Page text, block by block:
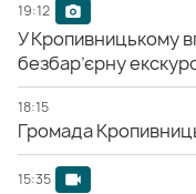
19:12
У Кропивницькому
безбар’єрну
18:15
Громада
15:35